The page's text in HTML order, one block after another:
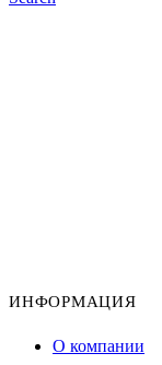
ИНФОРМАЦИЯ
О компании